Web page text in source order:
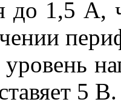
до 1,5 А,
уровень